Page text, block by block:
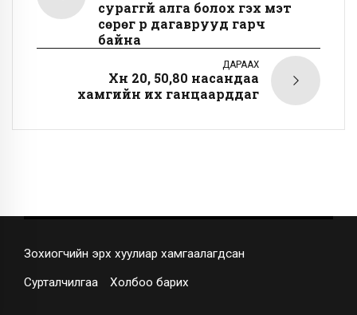
сураггүй алга болох гэх мэт
сөрөг үр дагаврууд гарч
байна
ДАРААХ
Хүн 20, 50,80 насандаа
хамгийн их ганцаарддаг
Зохиогчийн эрх хуулиар хамгаалагдсан
Сурталчилгаа Холбоо барих